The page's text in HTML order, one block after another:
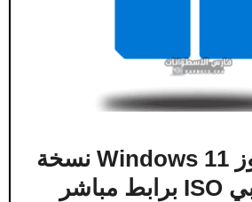
تحميل ويندوز 11 Windows نسخة
كاملة عربي ISO برابط مباشر